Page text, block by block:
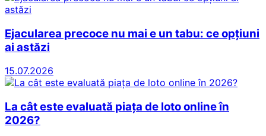
Ejacularea precoce nu mai e un tabu: ce opțiuni
ai astăzi
15.07.2026
La cât este evaluată piața de loto online în
2026?